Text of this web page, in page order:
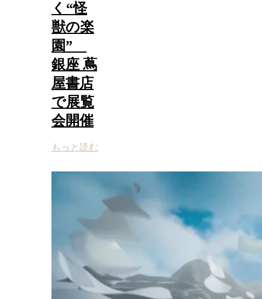
く“怪
獣の楽
園”
銀座 蔦
屋書店
で展覧
会開催
もっと読む